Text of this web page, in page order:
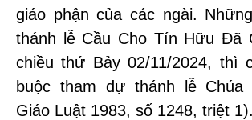
giáo phận của các ngài.
thánh lễ Cầu Cho Tín Hữu Đã
chiều thứ Bảy 02/11/2024, thì
buộc tham dự thánh lễ Chúa
Giáo Luật 1983, số 1248, triệt 1).